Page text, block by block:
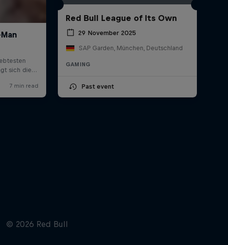
Red Bull League of Its Own
29 November 2025
SAP Garden, München, Deutschland
GAMING
Past event